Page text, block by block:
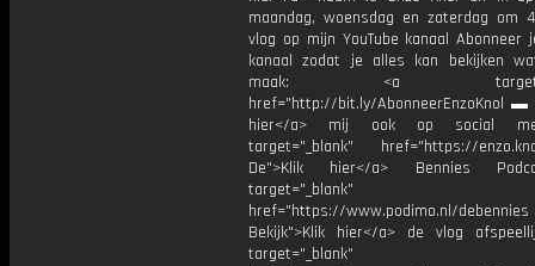
maandag, woensdag en zaterdag om
vlog op mijn YouTube kanaal Abonneer
kanaal zodat je alles kan bekijken
maak: <a
href="http://bit.ly/AbonneerEnzoKnol ▬
hier</a> mij ook op social
target="_blank" href="https://
De">Klik hier</a> Bennies
target="_blank"
href="https://www.podimo.nl/debennies
Bekijk">Klik hier</a> de vlog
target="_blank"